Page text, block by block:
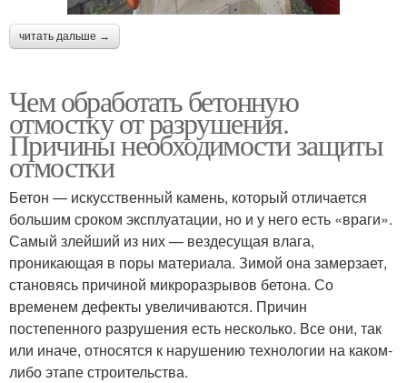
читать дальше →
Чем обработать бетонную
отмостку от разрушения.
Причины необходимости защиты
отмостки
Бетон — искусственный камень, который отличается
большим сроком эксплуатации, но и у него есть «враги».
Самый злейший из них — вездесущая влага,
проникающая в поры материала. Зимой она замерзает,
становясь причиной микроразрывов бетона. Со
временем дефекты увеличиваются. Причин
постепенного разрушения есть несколько. Все они, так
или иначе, относятся к нарушению технологии на каком-
либо этапе строительства.